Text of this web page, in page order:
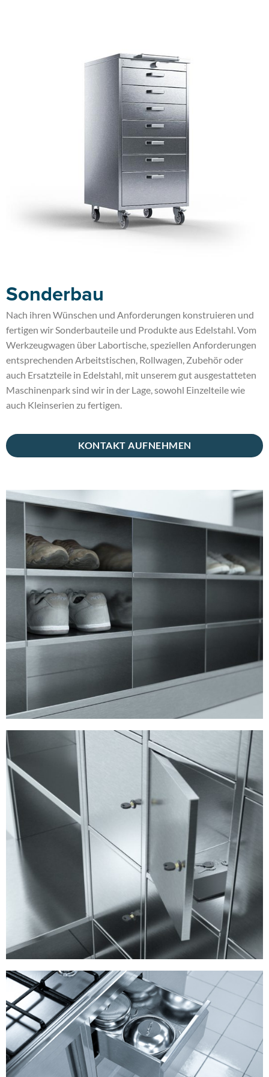
Sonderbau
Nach ihren Wünschen und Anforderungen konstruieren und
fertigen wir Sonderbauteile und Produkte aus Edelstahl. Vom
Werkzeugwagen über Labortische, speziellen Anforderungen
entsprechenden Arbeitstischen, Rollwagen, Zubehör oder
auch Ersatzteile in Edelstahl, mit unserem gut ausgestatteten
Maschinenpark sind wir in der Lage, sowohl Einzelteile wie
auch Kleinserien zu fertigen.
KONTAKT AUFNEHMEN